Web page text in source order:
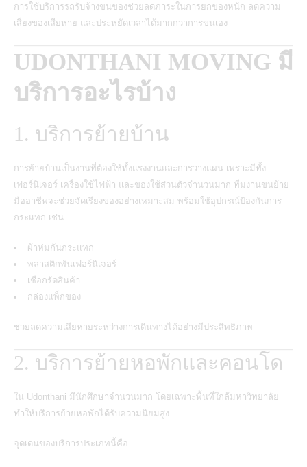
การใช้บริการรถรับจ้างขนของช่วยลดภาระในการยกของหนัก ลดความ
เสี่ยงของเสียหาย และประหยัดเวลาได้มากกว่าการขนเอง
UDONTHANI MOVING มี
บริการอะไรบ้าง
1. บริการย้ายบ้าน
การย้ายบ้านเป็นงานที่ต้องใช้ทั้งแรงงานและการวางแผน เพราะมีทั้ง
เฟอร์นิเจอร์ เครื่องใช้ไฟฟ้า และของใช้ส่วนตัวจำนวนมาก ทีมงานขนย้าย
มืออาชีพจะช่วยจัดเรียงของอย่างเหมาะสม พร้อมใช้อุปกรณ์ป้องกันการ
กระแทก เช่น
ผ้าห่มกันกระแทก
พลาสติกพันเฟอร์นิเจอร์
เชือกรัดสินค้า
กล่องแพ็กของ
ช่วยลดความเสียหายระหว่างการเดินทางได้อย่างมีประสิทธิภาพ
2. บริการย้ายหอพักและคอนโด
ใน Udonthani มีนักศึกษาจำนวนมาก โดยเฉพาะพื้นที่ใกล้มหาวิทยาลัย
ทำให้บริการย้ายหอพักได้รับความนิยมสูง
จุดเด่นของบริการประเภทนี้คือ